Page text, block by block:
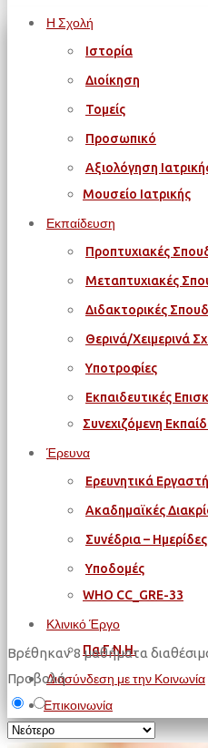
Η Σχολή
Ιστορία
Διοίκηση
Τομείς
Προσωπικό
Αξιολόγηση
Μουσείο Ιατρικής
Εκπαίδευση
Προπτυχιακές
Μεταπτυχιακές
Διδακτορικές
Θερινά/Χειμερινά
Υποτροφίες
Εκπαιδευτικές
Συνεχιζόμενη
Έρευνα
Ερευνητικά
Ακαδημαϊκές
Συνέδρια –
Υποδομές
WΗΟ CC_GRE-33
Κλινικό Έργο
Πα.Γ.Ν.Η.
Διασύνδεση με την Κοινωνία
Επικοινωνία
Βρέθηκαν8μαθήματα
Προβολή